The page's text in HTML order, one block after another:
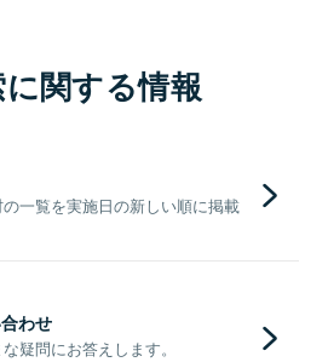
関する情報
一覧を実施日の新しい順に掲載
わせ
疑問にお答えします。